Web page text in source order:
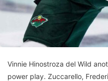
Vinnie Hinostroza del Wild
power play. Zuccarello,